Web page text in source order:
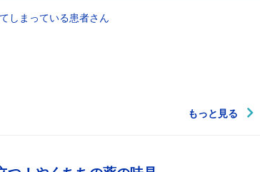
しまっている患者さん
もっと見る